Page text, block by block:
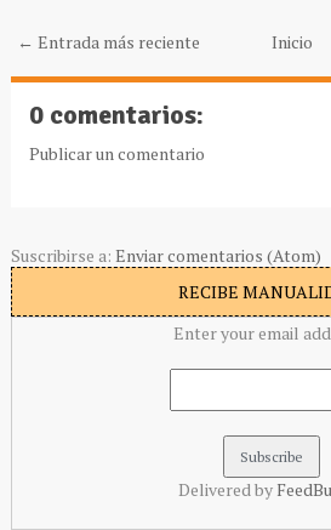
← Entrada más reciente Inicio
0 comentarios:
Publicar un comentario
Suscribirse a: Enviar comentarios (Atom)
RECIBE
Enter your email
Delivered by